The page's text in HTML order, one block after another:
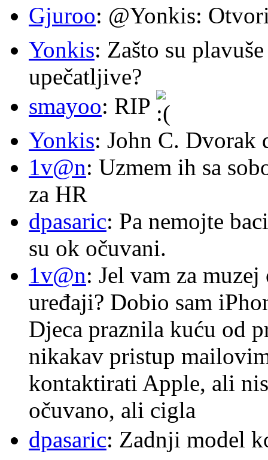
Gjuroo: @Yonkis:
Yonkis: Zašto su
upečatljive?
smayoo: RIP
Yonkis: John C. Dvorak
1v@n: Uzmem ih sa
za HR
dpasaric: Pa nemojte
su ok očuvani.
1v@n: Jel vam za
uređaji? Dobio sam
Djeca praznila kuću od
nikakav pristup
kontaktirati Apple, ali
očuvano, ali cigla
dpasaric: Zadnji model